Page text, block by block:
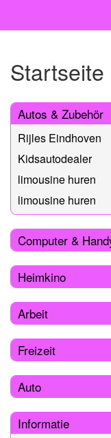
Autos & Zubehör
Rijles Eindhoven
Kidsautodealer
limousine huren
limousine huren
Computer &
Heimkino
Arbeit
Freizeit
Auto
Informatie